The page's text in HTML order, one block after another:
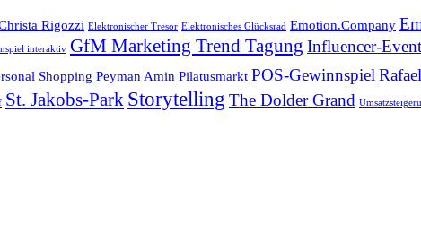
Rigozzi Elektronischer Tresor Elektronisches Glücksrad Emotion.Company
interaktiv GfM Marketing Trend Tagung Influencer-
Shopping Peyman Amin Pilatusmarkt POS-Gewinnspiel
St. Jakobs-Park Storytelling The Dolder Grand